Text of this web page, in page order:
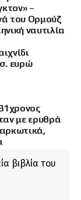
–
του Ορμούζ
ναυτιλία
ευρώ
με ερυθρά
βιβλία του